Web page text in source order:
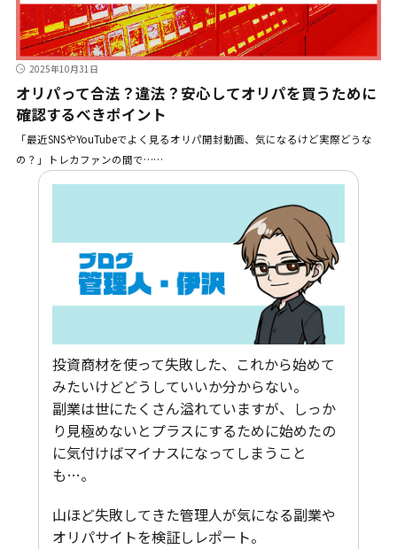
2025年10月31日
オリパって合法？違法？安心してオリパを買うために
確認するべきポイント
「最近SNSやYouTubeでよく見るオリパ開封動画、気になるけど実際どうな
の？」トレカファンの間で……
投資商材を使って失敗した、これから始めて
みたいけどどうしていいか分からない。
副業は世にたくさん溢れていますが、しっか
り見極めないとプラスにするために始めたの
に気付けばマイナスになってしまうこと
も…。
山ほど失敗してきた管理人が気になる副業や
オリパサイトを検証しレポート。